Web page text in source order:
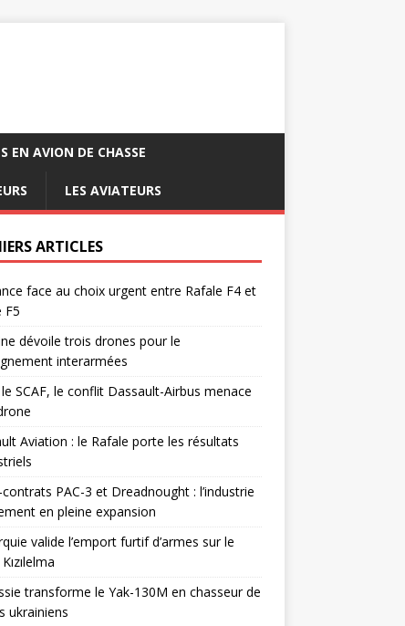
EN AVION DE CHASSE
LES AVIATEURS
ARTICLES
face au choix urgent entre Rafale F4 et
F5
dévoile trois drones pour le
interarmées
SCAF, le conflit Dassault-Airbus menace
Aviation : le Rafale porte les résultats
PAC-3 et Dreadnought : l’industrie
en pleine expansion
valide l’emport furtif d’armes sur le
transforme le Yak-130M en chasseur de
ukrainiens